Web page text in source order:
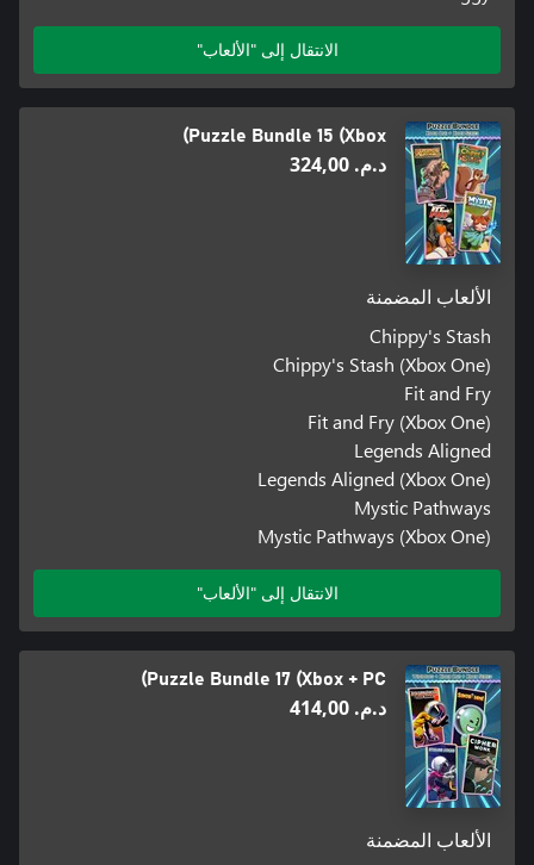
الانتقال إلى "الألعاب"
Puzzle Bundle 15 (Xbox)
د.م.‏ 324,00
الألعاب المضمنة
Chippy's Stash
Chippy's Stash (Xbox One)
Fit and Fry
Fit and Fry (Xbox One)
Legends Aligned
Legends Aligned (Xbox One)
Mystic Pathways
Mystic Pathways (Xbox One)
الانتقال إلى "الألعاب"
Puzzle Bundle 17 (Xbox + PC)
د.م.‏ 414,00
الألعاب المضمنة